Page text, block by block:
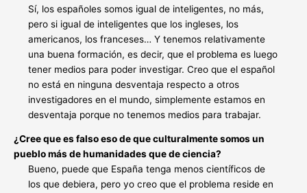
Sí, los españoles somos igual de inteligentes, no más,
pero si igual de inteligentes que los ingleses, los
americanos, los franceses… Y tenemos relativamente
una buena formación, es decir, que el problema es luego
tener medios para poder investigar. Creo que el español
no está en ninguna desventaja respecto a otros
investigadores en el mundo, simplemente estamos en
desventaja porque no tenemos medios para trabajar.
¿Cree que es falso eso de que culturalmente somos un
pueblo más de humanidades que de ciencia?
Bueno, puede que España tenga menos científicos de
los que debiera, pero yo creo que el problema reside en